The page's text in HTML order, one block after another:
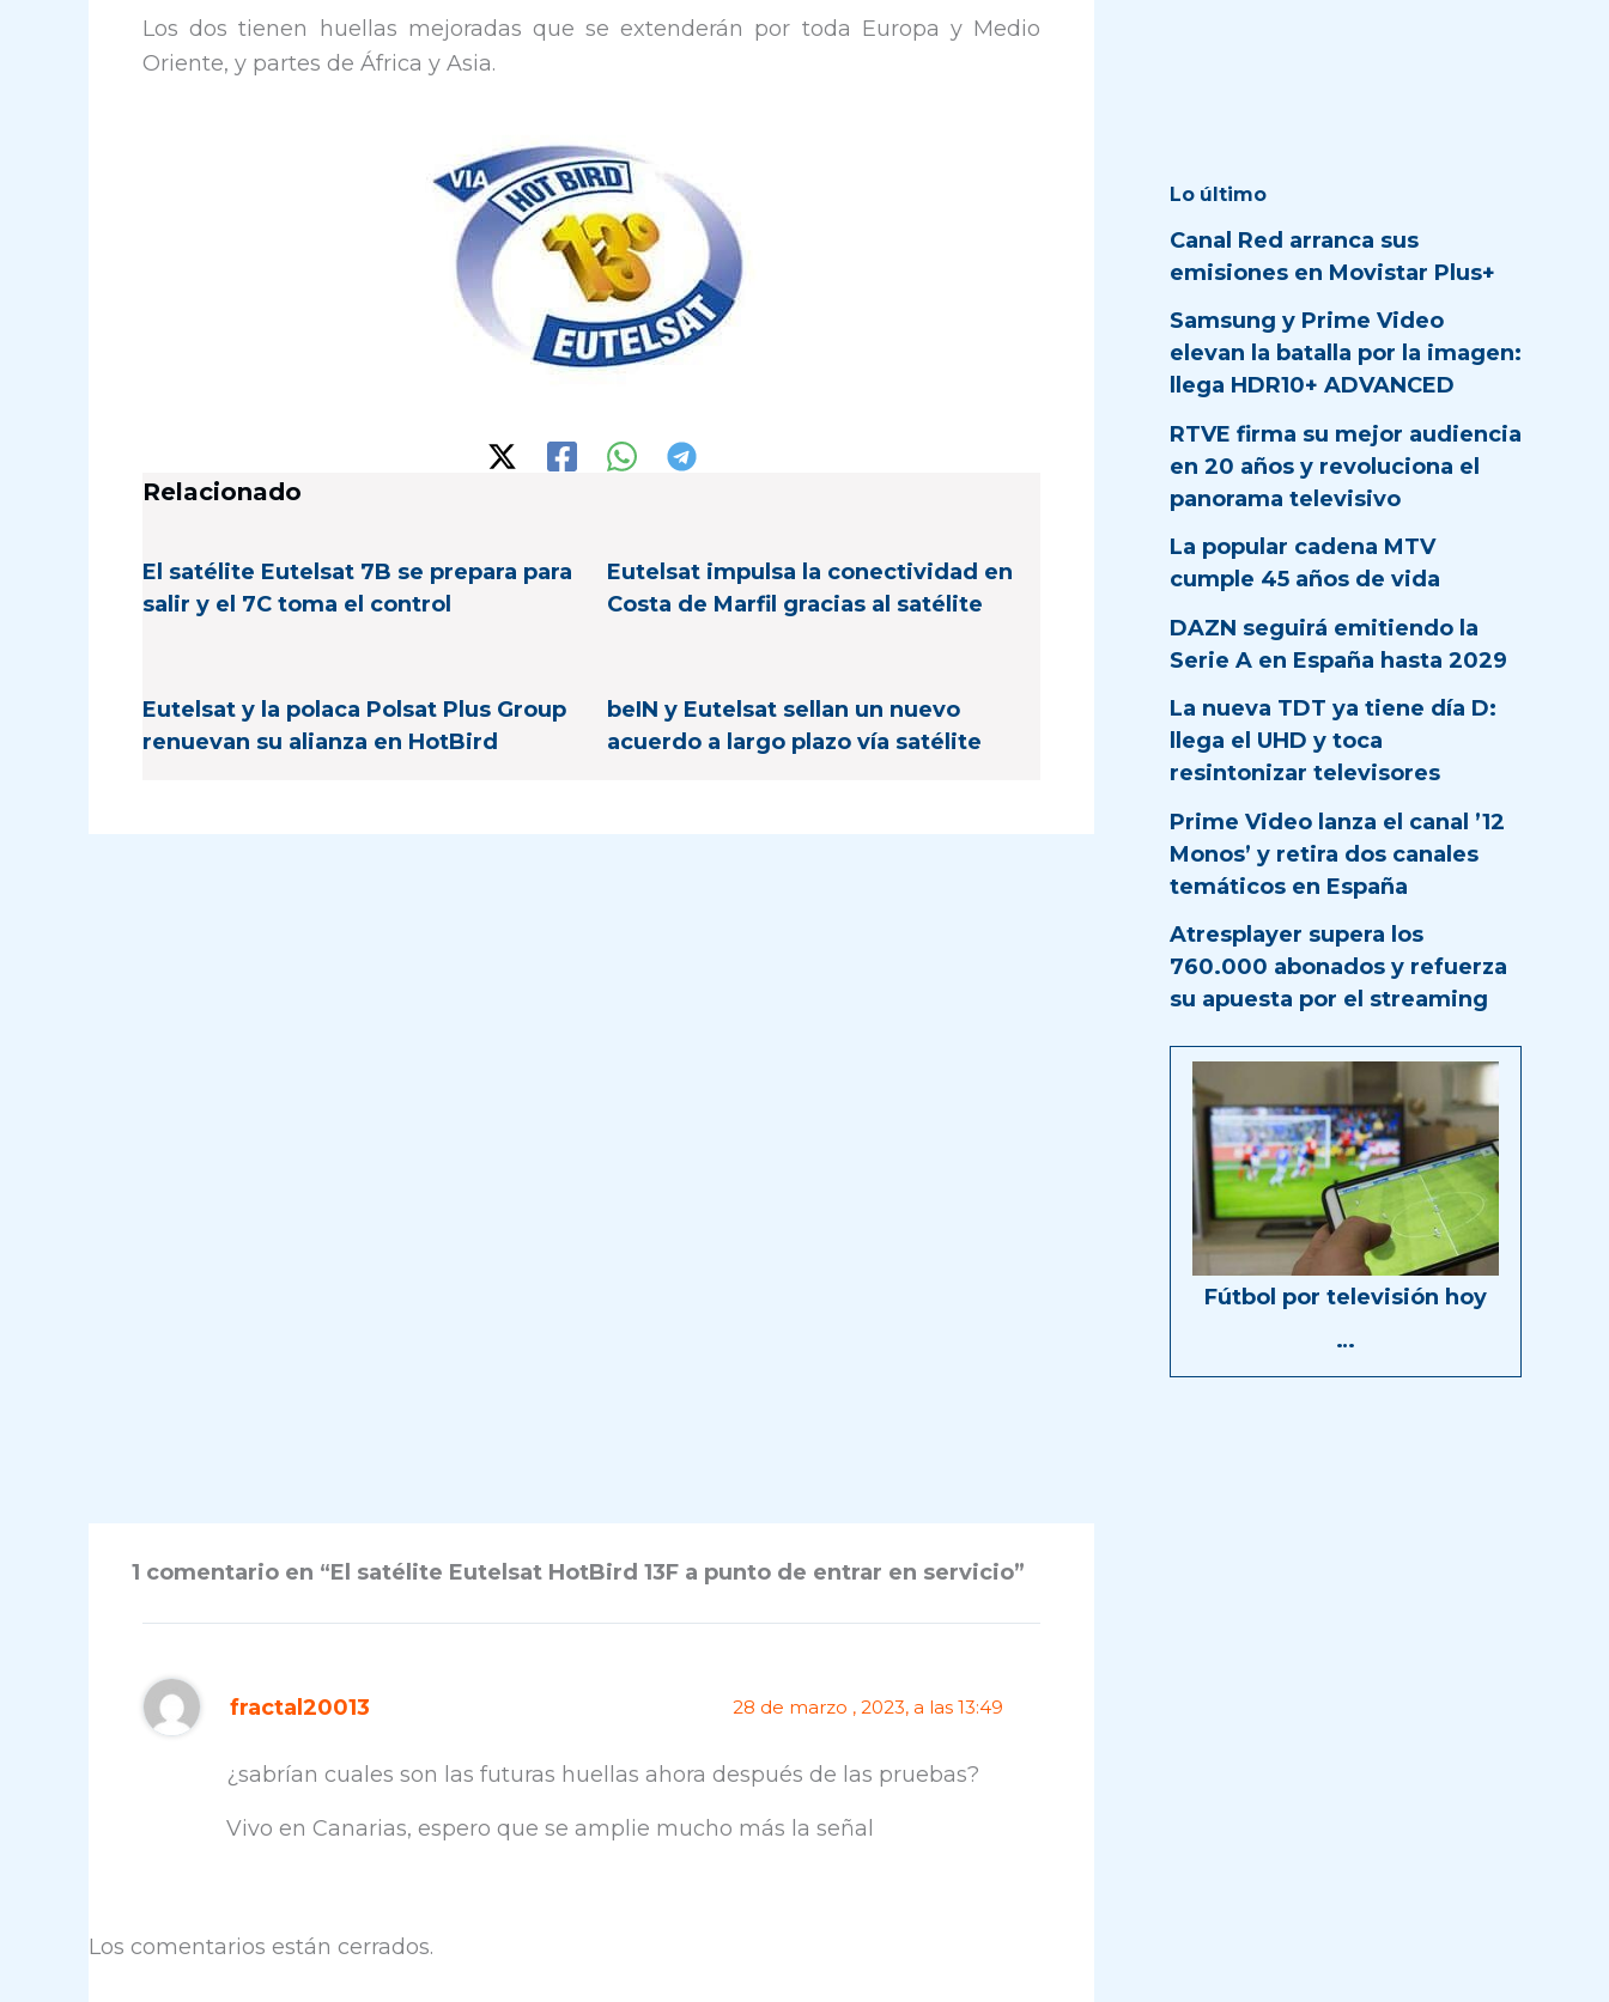
Los dos tienen huellas mejoradas que se extenderán por toda Europa y Medio
Oriente, y partes de África y Asia.
Relacionado
El satélite Eutelsat 7B se prepara para
salir y el 7C toma el control
Eutelsat impulsa la conectividad en
Costa de Marfil gracias al satélite
Eutelsat y la polaca Polsat Plus Group
renuevan su alianza en HotBird
beIN y Eutelsat sellan un nuevo
acuerdo a largo plazo vía satélite
1 comentario en “El satélite Eutelsat HotBird 13F a punto de entrar en servicio”
fractal20013 28 de marzo , 2023, a las 13:49
¿sabrían cuales son las futuras huellas ahora después de las pruebas?
Vivo en Canarias, espero que se amplie mucho más la señal
Los comentarios están cerrados.
Lo último
Canal Red arranca sus
emisiones en Movistar Plus+
Samsung y Prime Video
elevan la batalla por la imagen:
llega HDR10+ ADVANCED
RTVE firma su mejor audiencia
en 20 años y revoluciona el
panorama televisivo
La popular cadena MTV
cumple 45 años de vida
DAZN seguirá emitiendo la
Serie A en España hasta 2029
La nueva TDT ya tiene día D:
llega el UHD y toca
resintonizar televisores
Prime Video lanza el canal ’12
Monos’ y retira dos canales
temáticos en España
Atresplayer supera los
760.000 abonados y refuerza
su apuesta por el streaming
Fútbol por televisión hoy
…